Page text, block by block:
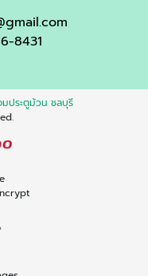
8431
ประตูม้วน ชลบุรี